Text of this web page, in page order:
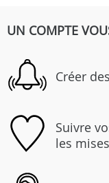
UN COMPTE
Créer
Suivre
les